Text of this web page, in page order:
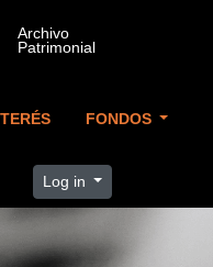
FONDOS
Log in